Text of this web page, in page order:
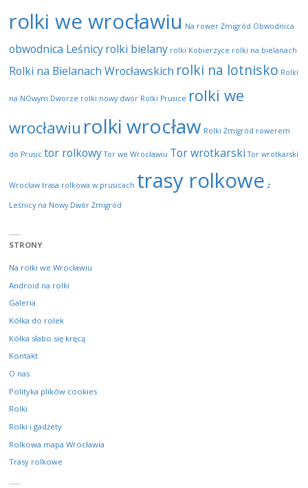
rolki we wrocławiu Na rower Żmigród Obwodnica
obwodnica Leśnicy rolki bielany rolki Kobierzyce rolki na bielanach
Rolki na Bielanach Wrocławskich rolki na lotnisko Rolki
na NOwym Dworze rolki nowy dwór Rolki Prusice rolki we
wrocławiu rolki wrocław Rolki Żmigród rowerem
do Prusic tor rolkowy Tor we Wrocławiu Tor wrotkarski Tor wrotkarski
Wrocław trasa rolkowa w prusicach trasy rolkowe z
Leśnicy na Nowy Dwór Żmigród
STRONY
Na rolki we Wrocławiu
Android na rolki
Galeria
Kółka do rolek
Kółka słabo się kręcą
Kontakt
O nas
Polityka plików cookies
Rolki
Rolki i gadżety
Rolkowa mapa Wrocławia
Trasy rolkowe